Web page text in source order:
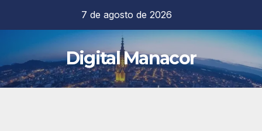
contenido
7 de agosto de 2026
Digital Manacor